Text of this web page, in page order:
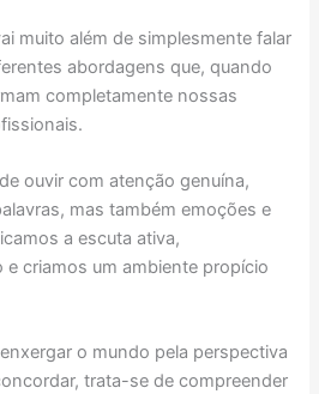
muito além de simplesmente falar
abordagens que, quando
completamente nossas
ouvir com atenção genuína,
mas também emoções e
a escuta ativa,
criamos um ambiente propício
o mundo pela perspectiva
trata-se de compreender